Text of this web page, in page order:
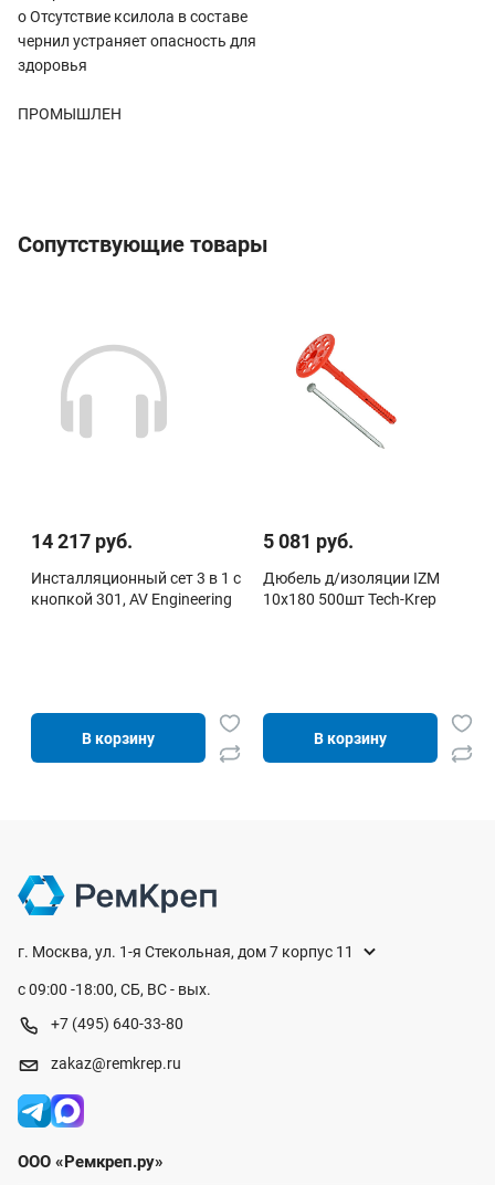
o Отсутствие ксилола в составе
чернил устраняет опасность для
здоровья
ПРОМЫШЛЕН
Сопутствующие товары
14 217 руб.
Инсталляционный сет 3 в 1 с
кнопкой 301, AV Engineering
В корзину
5 081 руб.
Дюбель д/изоляции IZM
10х180 500шт Tech-Krep
В корзину
г. Москва, ул. 1-я Стекольная, дом 7 корпус 11
с 09:00 -18:00, СБ, ВС - вых.
+7 (495) 640-33-80
zakaz@remkrep.ru
ООО «Ремкреп.ру»